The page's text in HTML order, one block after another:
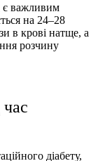
є важливим
на 24–28
в крові натще, а
розчину
діабету,